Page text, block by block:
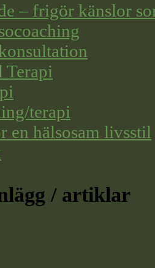
– frigör känslor
Terapi
terapi
en hälsosam livsstil
/ artiklar